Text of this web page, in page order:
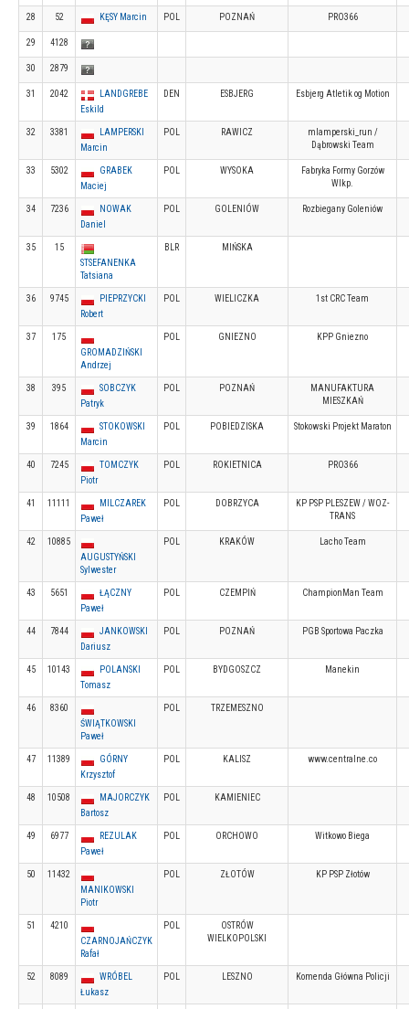
28 52 KĘSY Marcin POL POZNAŃ PRO366
29 4128
30 2879
31 2042
LANDGREBE
Eskild
DEN ESBJERG Esbjerg Atletik og Motion
32 3381
LAMPERSKI
Marcin
POL RAWICZ
mlamperski_run /
Dąbrowski Team
33 5302
GRABEK
Maciej
POL WYSOKA
Fabryka Formy Gorzów
Wlkp.
34 7236
NOWAK
Daniel
POL GOLENIÓW Rozbiegany Goleniów
35
15
STSEFANENKA
Tatsiana
BLR MIŃSKA
36 9745
PIEPRZYCKI
Robert
POL WIELICZKA 1st CRC Team
37
175
GROMADZIŃSKI
Andrzej
POL GNIEZNO KPP Gniezno
38 395
SOBCZYK
Patryk
POL POZNAŃ
MANUFAKTURA
MIESZKAŃ
39 1864
STOKOWSKI
Marcin
POL POBIEDZISKA Stokowski Projekt Maraton
40 7245
TOMCZYK
Piotr
POL ROKIETNICA PRO366
41 11111
MILCZAREK
Paweł
POL DOBRZYCA
KP PSP PLESZEW / WOZ-
TRANS
42
10885
AUGUSTYŃSKI
Sylwester
POL KRAKÓW Lacho Team
43 5651
ŁĄCZNY
Paweł
POL CZEMPIŃ ChampionMan Team
44 7844
JANKOWSKI
Dariusz
POL POZNAŃ PGB Sportowa Paczka
45 10143
POLANSKI
Tomasz
POL BYDGOSZCZ Manekin
46
8360
ŚWIĄTKOWSKI
Paweł
POL TRZEMESZNO
47 11389
GÓRNY
Krzysztof
POL KALISZ www.centralne.co
48 10508
MAJORCZYK
Bartosz
POL KAMIENIEC
49 6977
REZULAK
Paweł
POL ORCHOWO Witkowo Biega
50
11432
MANIKOWSKI
Piotr
POL ZŁOTÓW KP PSP Złotów
51
4210
CZARNOJAŃCZYK
Rafał
POL
OSTRÓW
WIELKOPOLSKI
52 8089
WRÓBEL
Łukasz
POL LESZNO Komenda Główna Policji